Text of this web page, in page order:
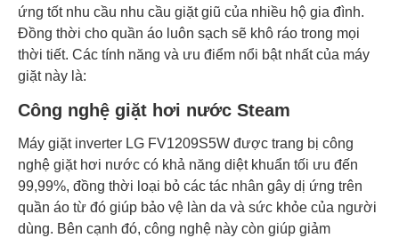
ứng tốt nhu cầu nhu cầu giặt giũ của nhiều hộ gia đình.
Đồng thời cho quần áo luôn sạch sẽ khô ráo trong mọi
thời tiết. Các tính năng và ưu điểm nổi bật nhất của máy
giặt này là:
Công nghệ giặt hơi nước Steam
Máy giặt inverter LG FV1209S5W được trang bị công
nghệ giặt hơi nước có khả năng diệt khuẩn tối ưu đến
99,99%, đồng thời loại bỏ các tác nhân gây dị ứng trên
quần áo từ đó giúp bảo vệ làn da và sức khỏe của người
dùng. Bên cạnh đó, công nghệ này còn giúp giảm